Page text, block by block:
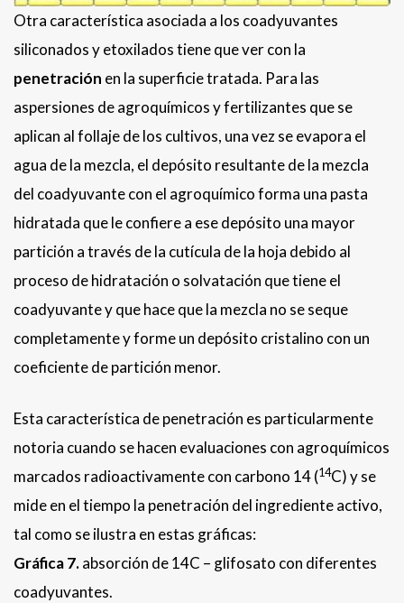
Otra característica asociada a los coadyuvantes
siliconados y etoxilados tiene que ver con la
penetración en la superficie tratada. Para las
aspersiones de agroquímicos y fertilizantes que se
aplican al follaje de los cultivos, una vez se evapora el
agua de la mezcla, el depósito resultante de la mezcla
del coadyuvante con el agroquímico forma una pasta
hidratada que le confiere a ese depósito una mayor
partición a través de la cutícula de la hoja debido al
proceso de hidratación o solvatación que tiene el
coadyuvante y que hace que la mezcla no se seque
completamente y forme un depósito cristalino con un
coeficiente de partición menor.
Esta característica de penetración es particularmente
notoria cuando se hacen evaluaciones con agroquímicos
marcados radioactivamente con carbono 14 (14C) y se
mide en el tiempo la penetración del ingrediente activo,
tal como se ilustra en estas gráficas:
Gráfica 7.absorción de 14C – glifosato con diferentes
coadyuvantes.